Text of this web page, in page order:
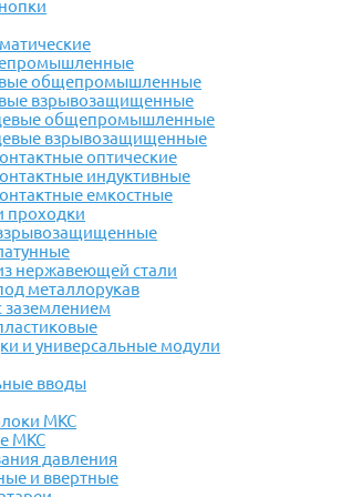
общепромышленные
взрывозащищенные
общепромышленные
взрывозащищенные
оптические
индуктивные
емкостные
проходки
нержавеющей стали
металлорукав
заземлением
и универсальные модули
вводы
МКС
МКС
давления
и ввертные